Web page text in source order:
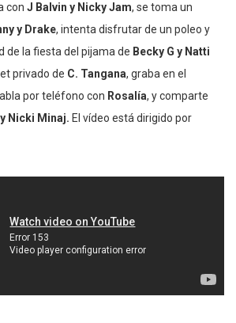
con J Balvin y Nicky Jam, se toma un
y Drake, intenta disfrutar de un poleo y
de la fiesta del pijama de Becky G y Natti
privado de C. Tangana, graba en el
por teléfono con Rosalía, y comparte
Nicki Minaj. El vídeo está dirigido por